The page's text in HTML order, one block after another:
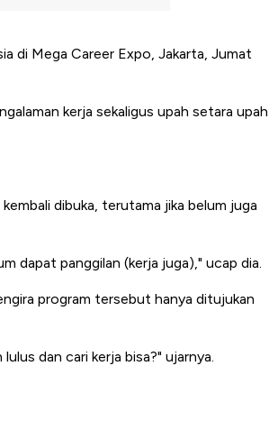
di Mega Career Expo, Jakarta, Jumat
kerja sekaligus upah setara upah
dibuka, terutama jika belum juga
dapat panggilan (kerja juga)," ucap dia.
program tersebut hanya ditujukan
dan cari kerja bisa?" ujarnya.
Kongo Tutup Keran Ekspor, Harga